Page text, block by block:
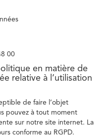
00
en matière de
relative à l’utilisation
de faire l’objet
pouvez à tout moment
sur notre site internet. La
conforme au RGPD.